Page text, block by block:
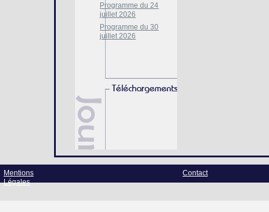
Programme du 24
juillet 2026
Programme du 30
juillet 2026
Mentions
Légales
Contact